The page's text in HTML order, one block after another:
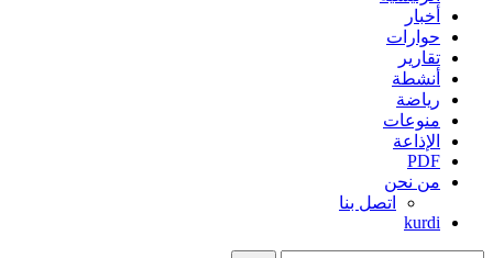
أخبار
حوارات
تقارير
أنشطة
رياضة
منوعات
الإذاعة
PDF
من نحن
اتصل بنا
kurdi